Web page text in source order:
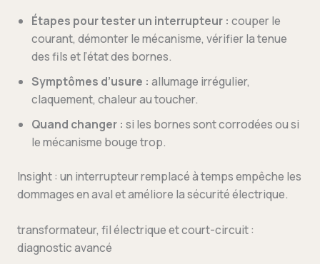
Étapes pour tester un interrupteur : couper le
courant, démonter le mécanisme, vérifier la tenue
des fils et l’état des bornes.
Symptômes d’usure : allumage irrégulier,
claquement, chaleur au toucher.
Quand changer : si les bornes sont corrodées ou si
le mécanisme bouge trop.
Insight : un interrupteur remplacé à temps empêche les
dommages en aval et améliore la sécurité électrique.
transformateur, fil électrique et court-circuit :
diagnostic avancé